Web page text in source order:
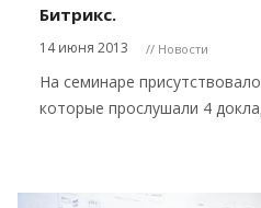
Битрикс.
14 июня 2013 // Новости
На семинаре
которые прослушали 4